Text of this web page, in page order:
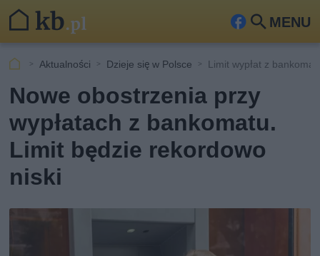
MENU
Fa
ook
Szu
kaj
Aktualności Dzieje się w Polsce Limit wypłat z
Nowe obostrzenia przy
wypłatach z bankomatu.
Limit będzie rekordowo
niski